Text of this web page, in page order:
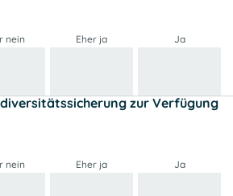
nein Eher ja Ja
zur Verfügung
nein Eher ja Ja